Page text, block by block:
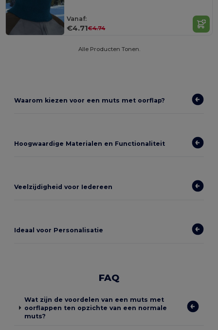
Vanaf:
€4.71€4.74
Alle Producten Tonen.
Waarom kiezen voor een muts met oorflap?
Hoogwaardige Materialen en Functionaliteit
Veelzijdigheid voor Iedereen
Ideaal voor Personalisatie
FAQ
Wat zijn de voordelen van een muts met
oorflappen ten opzichte van een normale
muts?